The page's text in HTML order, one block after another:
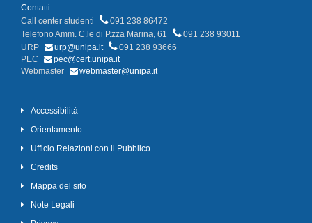
Contatti
Call center studenti
091 238 86472
Telefono Amm. C.le di P.zza Marina, 61
091 238 93011
URP
urp@unipa.it
091 238 93666
PEC
pec@cert.unipa.it
Webmaster
webmaster@unipa.it
Accessibilità
Orientamento
Ufficio Relazioni con il Pubblico
Credits
Mappa del sito
Note Legali